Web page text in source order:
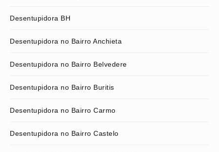
Desentupidora BH
Desentupidora no Bairro Anchieta
Desentupidora no Bairro Belvedere
Desentupidora no Bairro Buritis
Desentupidora no Bairro Carmo
Desentupidora no Bairro Castelo